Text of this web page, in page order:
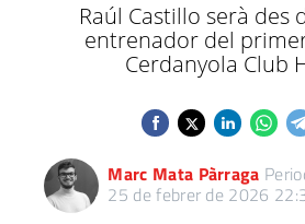
Raúl Castillo serà des
entrenador del
Cerdanyola Club
Marc Mata Pàrraga
25 de febrer de 2026